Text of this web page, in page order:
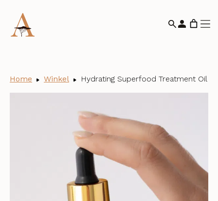
Home Winkel Hydrating Superfood Treatment Oil